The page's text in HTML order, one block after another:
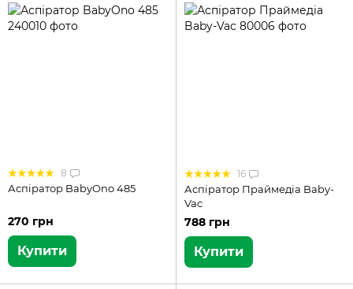
8
Аспіратор BabyOno 485
270 грн
Купити
16
Аспіратор Праймедіа Baby-
Vac
788 грн
Купити